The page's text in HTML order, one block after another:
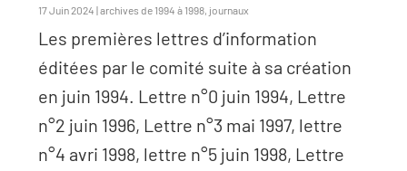
17 Juin 2024 |archives de 1994 à 1998, journaux
Les premières lettres d’information
éditées par le comité suite à sa création
en juin 1994. Lettre n°0 juin 1994, Lettre
n°2 juin 1996, Lettre n°3 mai 1997, lettre
n°4 avri 1998, lettre n°5 juin 1998, Lettre